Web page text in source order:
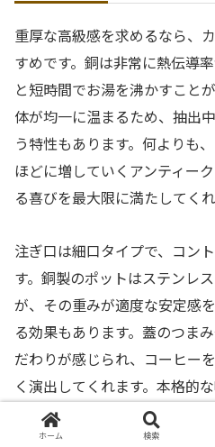
重厚な高級感を求めるなら、
すめです。銅は非常に熱伝導
と短時間でお湯を沸かすこと
体が均一に温まるため、抽出
う特性もあります。何よりも
ほどに増していくアンティー
る喜びを最大限に満たしてくれ
注ぎ口は細口タイプで、コン
す。銅製のポットはステンレ
が、その重みが適度な安定感
る効果もあります。蓋のつま
だわりが感じられ、コーヒー
く演出してくれます。本格的
宅で再現したい方には最高の
ホーム 検索